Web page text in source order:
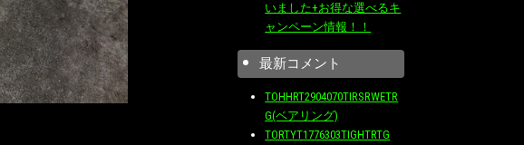
いました+お得な選べるキ
ャンペーン情報！！
最新コメント
TOHHRT2904070TIRSRWETR
G(ベアリング)
TORTYT1776303TIGHTRTG